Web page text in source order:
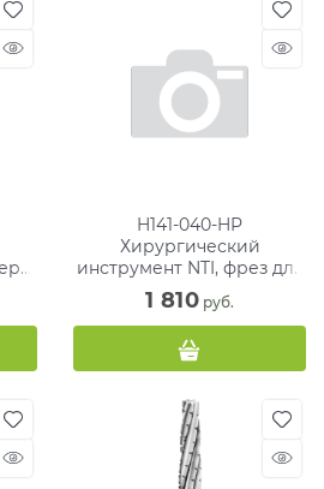
H141-040-HP
Хирургический
инструмент NTI, фрез для
кости, ТВС, хвостовик для
прямого
1 810 руб.